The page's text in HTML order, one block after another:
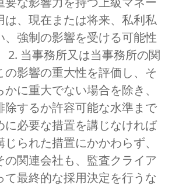
は、現在または将来、私利私
、強制の影響を受ける可能性
2. 当事務所又は当事務所の関
の影響の重大性を評価し、そ
に重大でない場合を除き、
除するか許容可能な水準まで
に必要な措置を講じなければ
られた措置にかかわらず、
の関連会社も、監査クライア
て最終的な採用決定を行うな